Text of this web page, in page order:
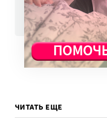
ВСЕ НОВОСТИ
ЧИТАТЬ ЕЩЕ